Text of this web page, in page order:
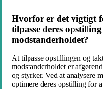
Hvorfor er det vigtigt
tilpasse deres
modstanderholdet?
At tilpasse opstillingen og
modstanderholdet er
og styrker. Ved at analysere
optimere deres opstilling for